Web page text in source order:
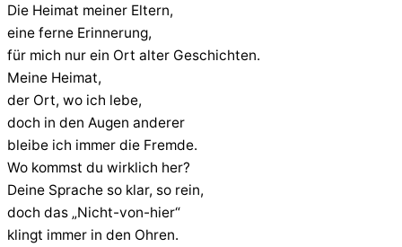
Die Heimat meiner Eltern,
eine ferne Erinnerung,
für mich nur ein Ort alter Geschichten.
Meine Heimat,
der Ort, wo ich lebe,
doch in den Augen anderer
bleibe ich immer die Fremde.
Wo kommst du wirklich her?
Deine Sprache so klar, so rein,
doch das „Nicht-von-hier“
klingt immer in den Ohren.